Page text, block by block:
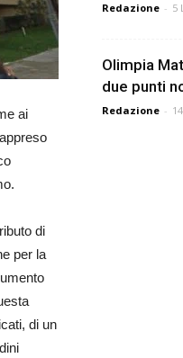
ai
di
per la
di un
Redazione - 5
Olimpia
due punti
Redazione -